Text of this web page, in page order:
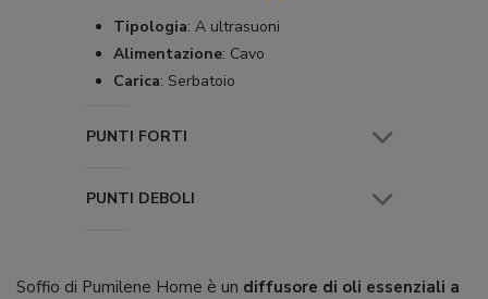
Tipologia: A ultrasuoni
Alimentazione: Cavo
Carica: Serbatoio
PUNTI FORTI
PUNTI DEBOLI
Soffio di Pumilene Home è un diffusore di oli essenziali a